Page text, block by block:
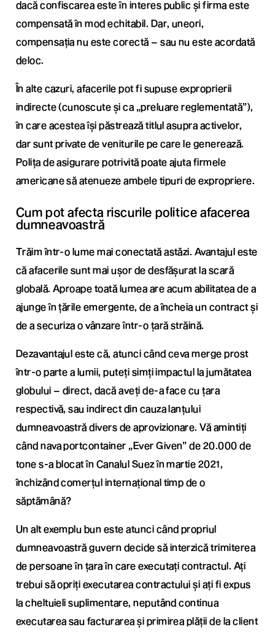
dacă confiscarea este în interes public și firma este
compensată în mod echitabil. Dar, uneori,
compensația nu este corectă – sau nu este acordată
deloc.
În alte cazuri, afacerile pot fi supuse exproprierii
indirecte (cunoscute și ca „preluare reglementată”),
în care acestea își păstrează titlul asupra activelor,
dar sunt private de veniturile pe care le generează.
Polița de asigurare potrivită poate ajuta firmele
americane să atenueze ambele tipuri de expropriere.
Cum pot afecta riscurile politice afacerea
dumneavoastră
Trăim într-o lume mai conectată astăzi. Avantajul este
că afacerile sunt mai ușor de desfășurat la scară
globală. Aproape toată lumea are acum abilitatea de a
ajunge în țările emergente, de a încheia un contract și
de a securiza o vânzare într-o țară străină.
Dezavantajul este că, atunci când ceva merge prost
într-o parte a lumii, puteți simți impactul la jumătatea
globului – direct, dacă aveți de-a face cu țara
respectivă, sau indirect din cauza lanțului
dumneavoastră divers de aprovizionare. Vă amintiți
când nava portcontainer „Ever Given” de 20.000 de
tone s-a blocat în Canalul Suez în martie 2021,
închizând comerțul internațional timp de o
săptămână?
Un alt exemplu bun este atunci când propriul
dumneavoastră guvern decide să interzică trimiterea
de persoane în țara în care executați contractul. Ați
trebui să opriți executarea contractului și ați fi expus
la cheltuieli suplimentare, neputând continua
executarea sau facturarea și primirea plății de la client